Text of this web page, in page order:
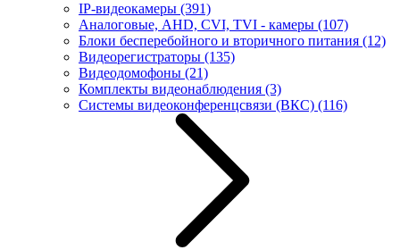
IP-видеокамеры (391)
Аналоговые, AHD, CVI, TVI - камеры (107)
Блоки бесперебойного и вторичного питания (12)
Видеорегистраторы (135)
Видеодомофоны (21)
Комплекты видеонаблюдения (3)
Системы видеоконференцсвязи (ВКС) (116)